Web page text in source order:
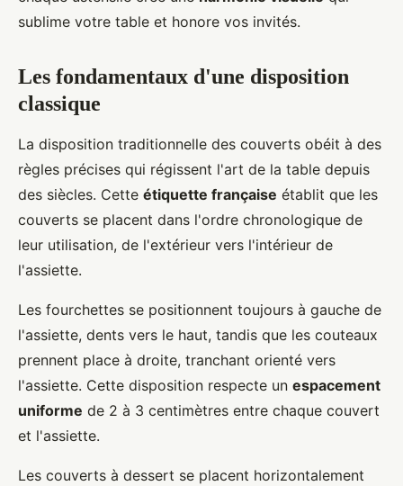
sublime votre table et honore vos invités.
Les fondamentaux d'une disposition
classique
La disposition traditionnelle des couverts obéit à des
règles précises qui régissent l'art de la table depuis
des siècles. Cette étiquette française établit que les
couverts se placent dans l'ordre chronologique de
leur utilisation, de l'extérieur vers l'intérieur de
l'assiette.
Les fourchettes se positionnent toujours à gauche de
l'assiette, dents vers le haut, tandis que les couteaux
prennent place à droite, tranchant orienté vers
l'assiette. Cette disposition respecte un espacement
uniforme de 2 à 3 centimètres entre chaque couvert
et l'assiette.
Les couverts à dessert se placent horizontalement